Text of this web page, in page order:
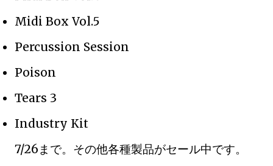
Midi Box Vol.5
Percussion Session
Poison
Tears 3
Industry Kit
7/26まで。その他各種製品がセール中です。